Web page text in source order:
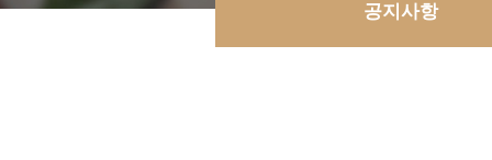
공지사항